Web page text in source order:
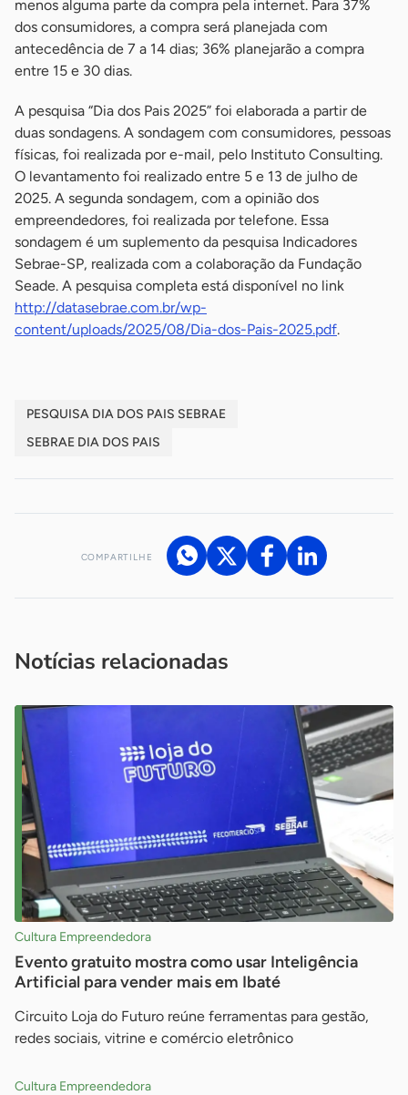
menos alguma parte da compra pela internet. Para 37%
dos consumidores, a compra será planejada com
antecedência de 7 a 14 dias; 36% planejarão a compra
entre 15 e 30 dias.
A pesquisa “Dia dos Pais 2025” foi elaborada a partir de
duas sondagens. A sondagem com consumidores, pessoas
físicas, foi realizada por e-mail, pelo Instituto Consulting.
O levantamento foi realizado entre 5 e 13 de julho de
2025. A segunda sondagem, com a opinião dos
empreendedores, foi realizada por telefone. Essa
sondagem é um suplemento da pesquisa Indicadores
Sebrae-SP, realizada com a colaboração da Fundação
Seade. A pesquisa completa está disponível no link
http://datasebrae.com.br/wp-
content/uploads/2025/08/Dia-dos-Pais-2025.pdf.
PESQUISA DIA DOS PAIS SEBRAE
SEBRAE DIA DOS PAIS
COMPARTILHE
Notícias relacionadas
Cultura Empreendedora
Evento gratuito mostra como usar Inteligência
Artificial para vender mais em Ibaté
Circuito Loja do Futuro reúne ferramentas para gestão,
redes sociais, vitrine e comércio eletrônico
Cultura Empreendedora